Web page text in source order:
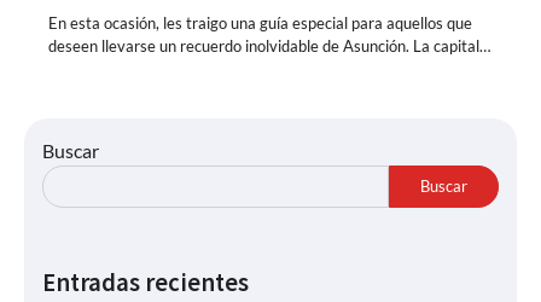
En esta ocasión, les traigo una guía especial para aquellos que
deseen llevarse un recuerdo inolvidable de Asunción. La capital…
Buscar
Buscar
Entradas recientes